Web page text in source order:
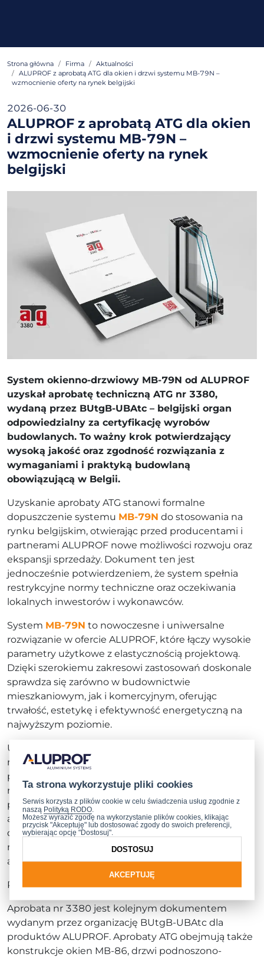
Strona główna Firma
Aktualności
ALUPROF z aprobatą ATG dla okien i drzwi systemu MB-79N –
wzmocnienie oferty na rynek belgijski
2026-06-30
ALUPROF z aprobatą ATG dla okien
i drzwi systemu MB-79N –
wzmocnienie oferty na rynek
belgijski
System okienno-drzwiowy MB-79N od ALUPROF
uzyskał aprobatę techniczną ATG nr 3380,
wydaną przez BUtgB-UBAtc – belgijski organ
odpowiedzialny za certyfikację wyrobów
budowlanych. To ważny krok potwierdzający
wysoką jakość oraz zgodność rozwiązania z
wymaganiami i praktyką budowlaną
obowiązującą w Belgii.
Uzyskanie aprobaty ATG stanowi formalne
dopuszczenie systemu MB-79N do stosowania na
rynku belgijskim, otwierając przed producentami i
partnerami ALUPROF nowe możliwości rozwoju oraz
ekspansji sprzedaży. Dokument ten jest
jednocześnie potwierdzeniem, że system spełnia
restrykcyjne normy techniczne oraz oczekiwania
lokalnych inwestorów i wykonawców.
System MB-79N to nowoczesne i uniwersalne
rozwiązanie w ofercie ALUPROF, które łączy wysokie
parametry użytkowe z elastycznością projektową.
Dzięki szerokiemu zakresowi zastosowań doskonale
sprawdza się zarówno w budownictwie
mieszkaniowym, jak i komercyjnym, oferując
trwałość, estetykę i efektywność energetyczną na
najwyższym poziomie.
Uzyskanie belgijskiej aprobaty ATG dla
również strategiczne znaczenie dla rozwoju oferty
produktowej. To ostatni etap umożliwiający
rozpoczęcie procesu stopniowego wycofywania z
portfolio systemów z rodzinyMB-70. Zgodnie z
aktualnym planem, produkty te zostaną wycofane
do końca bieżącego roku, ustępując miejsca
nowocześniejszym rozwiązaniom odpowiadającym
aktualnym wymaganiom rynkowym.
Pełna treść aprobaty dostępna jesttutaj.
Aprobata nr 3380 jest kolejnym dokumentem
wydanym przez organizację BUtgB-UBAtc dla
produktów ALUPROF. Aprobaty ATG obejmują także
konstrukcje okien MB-86, drzwi podnoszono-
Ta strona wykorzystuje pliki cookies
Serwis korzysta z plików cookie w celu świadczenia usług zgodnie z
naszą Polityką RODO
Możesz wyrazić zgodę na wykorzystanie plików cookies, klikając
przycisk "Akceptuję" lub dostosować zgody do swoich preferencji,
wybierając opcję "Dostosuj".
AKCEPTUJĘ
DOSTOSUJ